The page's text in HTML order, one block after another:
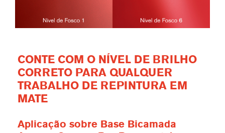
CONTE COM O NÍVEL DE BRILHO
CORRETO PARA QUALQUER
TRABALHO DE REPINTURA EM
MATE
Aplicação sobre Base Bicamada